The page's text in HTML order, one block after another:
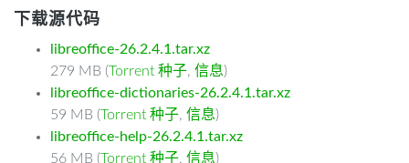
下载源代码
libreoffice-26.2.4.1.tar.xz
279 MB (Torrent 种子, 信息)
libreoffice-dictionaries-26.2.4.1.tar.xz
59 MB (Torrent 种子, 信息)
libreoffice-help-26.2.4.1.tar.xz
56 MB (Torrent 种子, 信息)